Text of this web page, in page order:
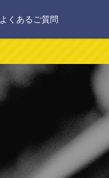
よくあるご質問